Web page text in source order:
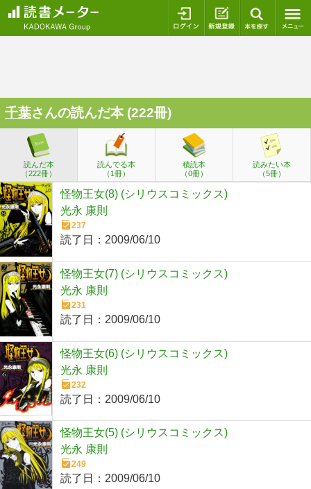
ログイン 新規登録
千葉さんの読んだ本 (222冊)
読んだ本
（222冊）
読んでる本
（1冊）
積読本
（0冊）
読みたい本
（5冊）
怪物王女(8) (シリウスコミックス)
光永 康則
237
読了日： 2009/06/10
怪物王女(7) (シリウスコミックス)
光永 康則
231
読了日： 2009/06/10
怪物王女(6) (シリウスコミックス)
光永 康則
232
読了日： 2009/06/10
怪物王女(5) (シリウスコミックス)
光永 康則
249
読了日： 2009/06/10